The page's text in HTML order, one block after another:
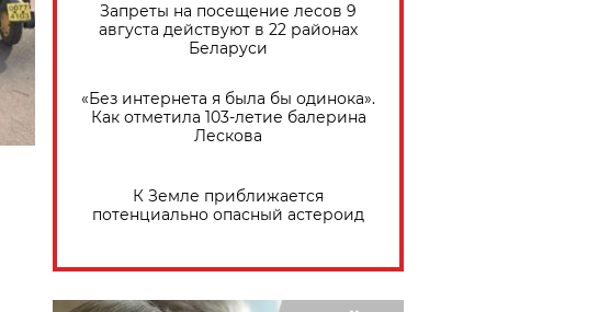
Запреты на посещение лесов 9
августа действуют в 22 районах
Беларуси
«Без интернета я была бы одинока».
Как отметила 103-летие балерина
Лескова
К Земле приближается
потенциально опасный астероид